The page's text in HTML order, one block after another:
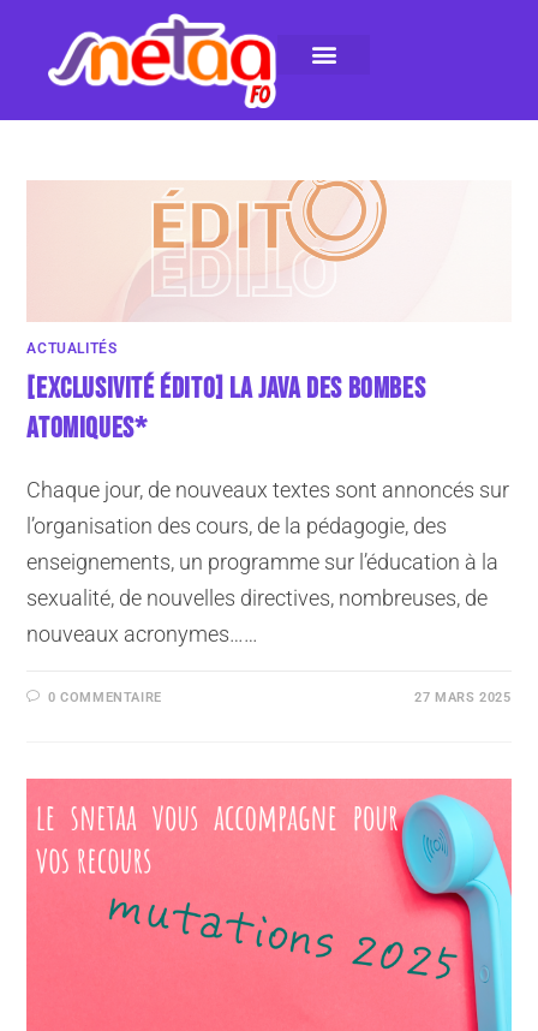
ACTUALITÉS
[EXCLUSIVITÉ ÉDITO] LA JAVA DES BOMBES
ATOMIQUES*
Chaque jour, de nouveaux textes sont annoncés sur
l’organisation des cours, de la pédagogie, des
enseignements, un programme sur l’éducation à la
sexualité, de nouvelles directives, nombreuses, de
nouveaux acronymes……
0 COMMENTAIRE 27 MARS 2025